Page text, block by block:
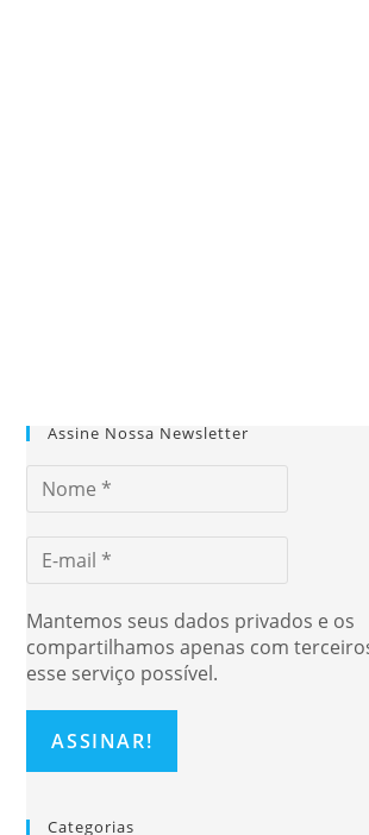
Assine Nossa Newsletter
Mantemos seus dados privados e os
compartilhamos apenas com
esse serviço possível.
Categorias